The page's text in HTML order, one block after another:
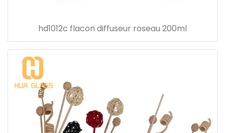
hd1012c flacon diffuseur roseau 200ml